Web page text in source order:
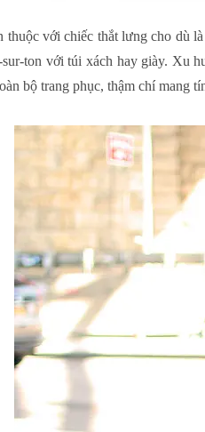
thuộc với chiếc thắt lưng cho dù
ton với túi xách hay giày. Xu
bộ trang phục, thậm chí mang